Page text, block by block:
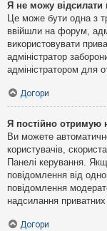
Я не можу відсилати
Це може бути одна з
ввійшли на форум,
використовувати
адміністратор
адміністратором для
Догори
Я постійно отримую
Ви можете
користувачів,
Панелі керування.
повідомлення від
повідомлення
надсилання
Догори